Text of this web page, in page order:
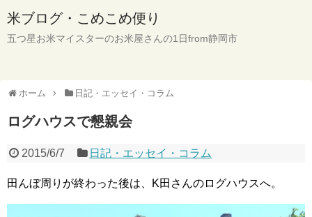
米ブログ・こめこめ便り
五つ星お米マイスターのお米屋さんの1日from静岡市
ホーム 日記・エッセイ・コラム
ログハウスで懇親会
2015/6/7 日記・エッセイ・コラム
田んぼ周りが終わった後は、K田さんのログハウスへ。